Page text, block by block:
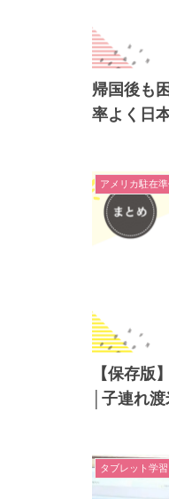
帰国後も
率よく日
アメリカ駐在
【保存版
│子連れ
タブレット学習